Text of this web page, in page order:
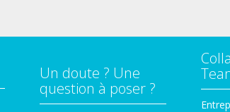
Un doute ? Une
question à poser ?